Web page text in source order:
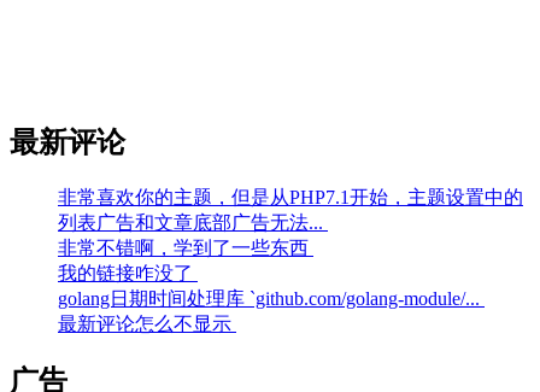
最新评论
非常喜欢你的主题，但是从PHP7.1开始，主题设置中的
列表广告和文章底部广告无法...
非常不错啊，学到了一些东西
我的链接咋没了
golang日期时间处理库 `github.com/golang-module/...
最新评论怎么不显示
广告